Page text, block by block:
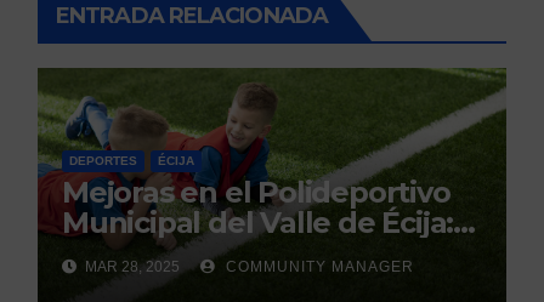
ENTRADA RELACIONADA
DEPORTES ÉCIJA
Mejoras en el Polideportivo
Municipal del Valle de Écija:
Renovación y Mantenimiento
Continuo.
MAR 28, 2025 COMMUNITY MANAGER